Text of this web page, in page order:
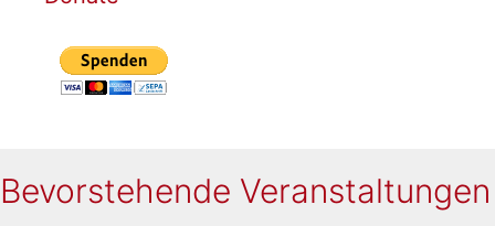
Bevorstehende Veranstaltungen